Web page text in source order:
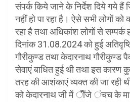
संपर्क किये जाने के निर्देश दिये गये हैं
नहीं हो पा रहा है। ऐसे सभी लोगों
रहा है तथा अधिकांश लोगों से सम्पर्क
दिनांक 31.08.2024 को हुई
गौरीकुण्ड तथा केदारनाथ गौरीकुण्ड
सेवाएं बाधित हुई थी तथा इस कारण
तरह की आशंकाएं व्यक्त की जा रही
को केदारनाथ जी में ॅींजे ंचच के